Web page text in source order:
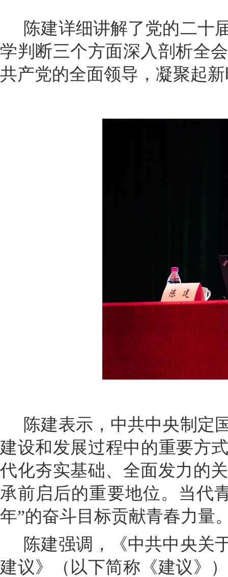
陈建详细讲解了党的二十
学判断三个方面深入剖析全
共产党的全面领导，凝聚起
陈建表示，中共中央制定
建设和发展过程中的重要方
代化夯实基础、全面发力的
承前启后的重要地位。当代
年”的奋斗目标贡献青春力量
陈建强调，《中共中央关
建议》（以下简称《建议》